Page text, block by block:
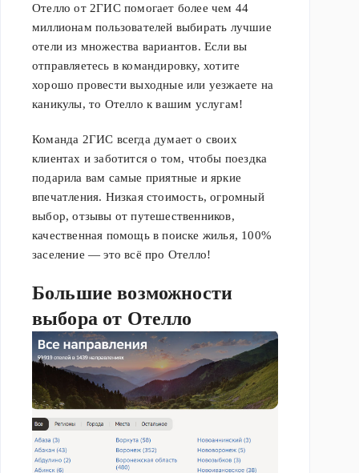
Отелло от 2ГИС помогает более чем 44
миллионам пользователей выбирать лучшие
отели из множества вариантов. Если вы
отправляетесь в командировку, хотите
хорошо провести выходные или уезжаете на
каникулы, то Отелло к вашим услугам!
Команда 2ГИС всегда думает о своих
клиентах и заботится о том, чтобы поездка
подарила вам самые приятные и яркие
впечатления. Низкая стоимость, огромный
выбор, отзывы от путешественников,
качественная помощь в поиске жилья, 100%
заселение — это всё про Отелло!
Большие возможности
выбора от Отелло